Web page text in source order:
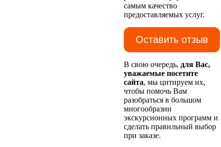
самым качество
предоставляемых услуг.
Оставить отзыв
В свою очередь, для Вас,
уважаемые посетите
сайта, мы цитируем их,
чтобы помочь Вам
разобраться в большом
многообразии
экскурсионных программ и
сделать правильный выбор
при заказе.